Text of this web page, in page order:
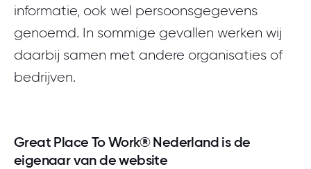
informatie, ook wel persoonsgegevens
genoemd. In sommige gevallen werken wij
daarbij samen met andere organisaties of
bedrijven.
Great Place To Work® Nederland is de
eigenaar van de website